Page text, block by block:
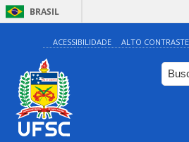
BRASIL
ACESSIBILIDADE ALTO CONTRASTE